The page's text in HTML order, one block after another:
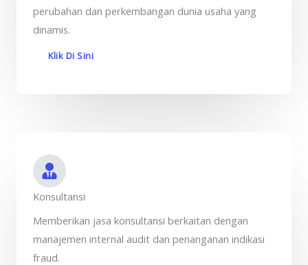
perubahan dan perkembangan dunia usaha yang
dinamis.
Klik Di Sini
Konsultansi
Memberikan jasa konsultansi berkaitan dengan
manajemen internal audit dan penanganan indikasi
fraud.